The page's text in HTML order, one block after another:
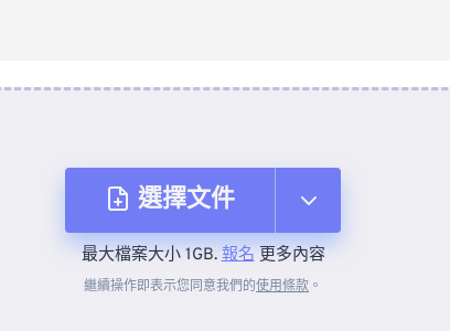
選擇文件
來自裝置
最大檔案大小 1GB.報名更多內容
繼續操作即表示您同意我們的使用條款 。